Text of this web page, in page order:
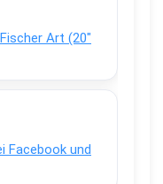
Art (20″
Facebook und